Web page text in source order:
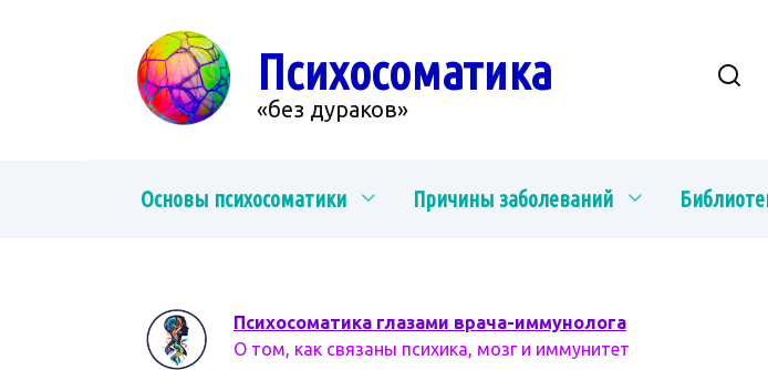
Психосоматика
«без дураков»
Основы психосоматики Причины заболеваний
Психосоматика глазами врача-иммунолога
О том, как связаны психика, мозг и иммунитет